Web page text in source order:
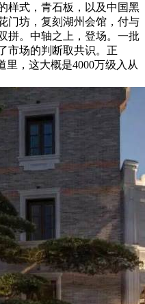
样式，青石板，以及中国黑
门坊，复刻湖州会馆，付与
拼。中轴之上，登场。一批
市场的判断取共识。正
里，这大概是4000万级入从